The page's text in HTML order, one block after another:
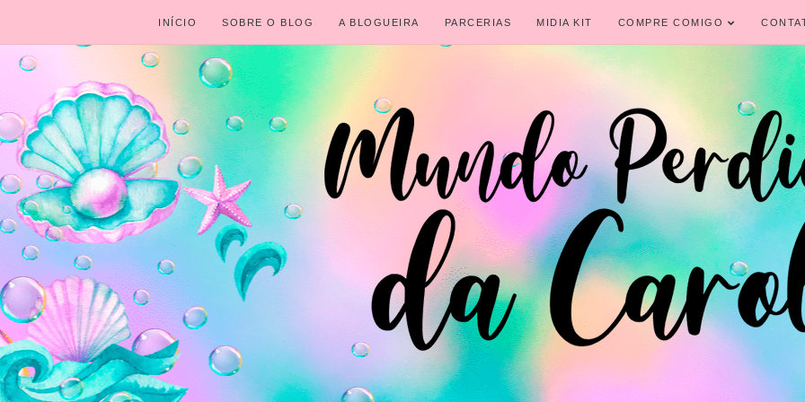
INÍCIO SOBRE O BLOG A BLOGUEIRA PARCERIAS MIDIA KIT COMPRE COMIGO